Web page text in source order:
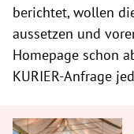
berichtet, wollen
aussetzen und
Homepage schon
KURIER-Anfrage